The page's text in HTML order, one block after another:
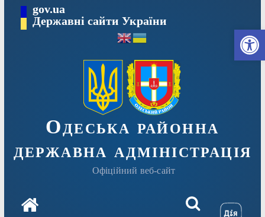
Перейтиgov.ua
Державні сайти України
Одеська районна
державна адміністрація
Офіційний веб-сайт